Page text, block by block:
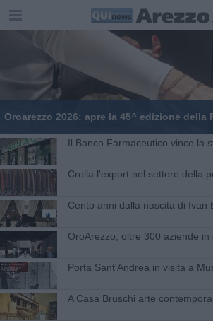
Oroarezzo 2026: apre la 45^ edizione della
Il Banco Farmaceutico vince la
Crolla l'export nel settore della
Cento anni dalla nascita di Ivan
OroArezzo, oltre 300 aziende in
Porta Sant'Andrea in visita a
A Casa Bruschi arte